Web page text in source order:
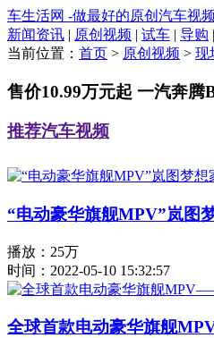
车生活网 -做最好的原创汽车视频
新闻资讯 | 原创视频 | 试车 | 导购 |
当前位置： 首页 > 原创视频 > 现
售价10.99万元起 一汽奔腾
推荐汽车视频
“电动豪华旗舰MPV”岚图
播放：25万
时间：2022-05-10 15:32:57
全球首款电动豪华旗舰